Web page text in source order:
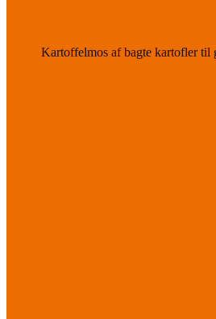
Kartoffelmos af bagte kartofler til